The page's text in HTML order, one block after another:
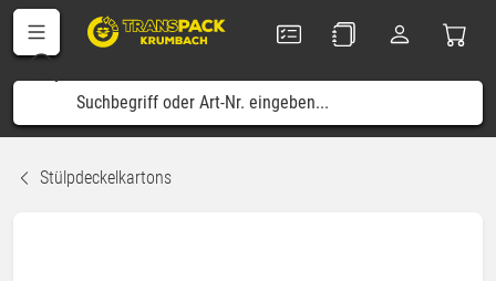
Stülpdeckelkartons